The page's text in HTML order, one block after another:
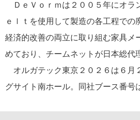
ＤｅＶｏｒｍは２００５年にオラ
ｅｌｔを使用して製造の各工程での
経済的改善の両立に取り組む家具メ
めており、チームネットが日本総代
オルガテック東京２０２６は６月
グサイト南ホール。同社ブース番号